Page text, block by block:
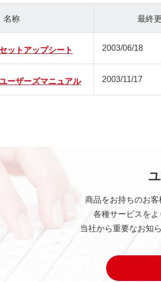
名称 最終
ットアップシート 2003/06/18
ーザーズマニュアル 2003/11/17
商品をお持ちのお
各種サービスをよ
当社から重要なお知